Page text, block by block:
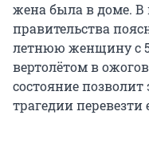
жена была в доме. В
правительства
летнюю женщину с
вертолётом в
состояние позволит
трагедии